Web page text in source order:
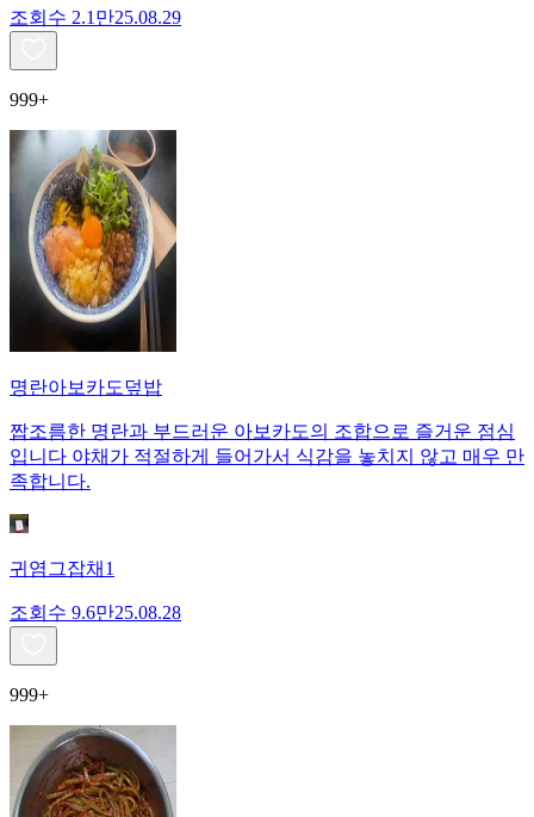
조회수 2.1만25.08.29
999+
명란아보카도덮밥
짭조름한 명란과 부드러운 아보카도의 조합으로 즐거운 점심
입니다 야채가 적절하게 들어가서 식감을 놓치지 않고 매우 만
족합니다.
귀염그잡채1
조회수 9.6만25.08.28
999+